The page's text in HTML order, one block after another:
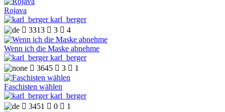
Rojava
karl_berger
 3313  3  4
Wenn ich die Maske abnehme
karl_berger
 3645  3  1
Faschisten wählen
karl_berger
 3451  0  1